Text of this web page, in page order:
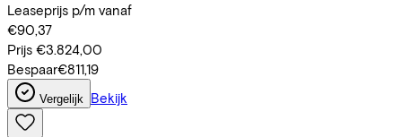
Leaseprijs p/m vanaf
€90,37
Prijs €3.824,00
Bespaar€811,19
Vergelijk Bekijk